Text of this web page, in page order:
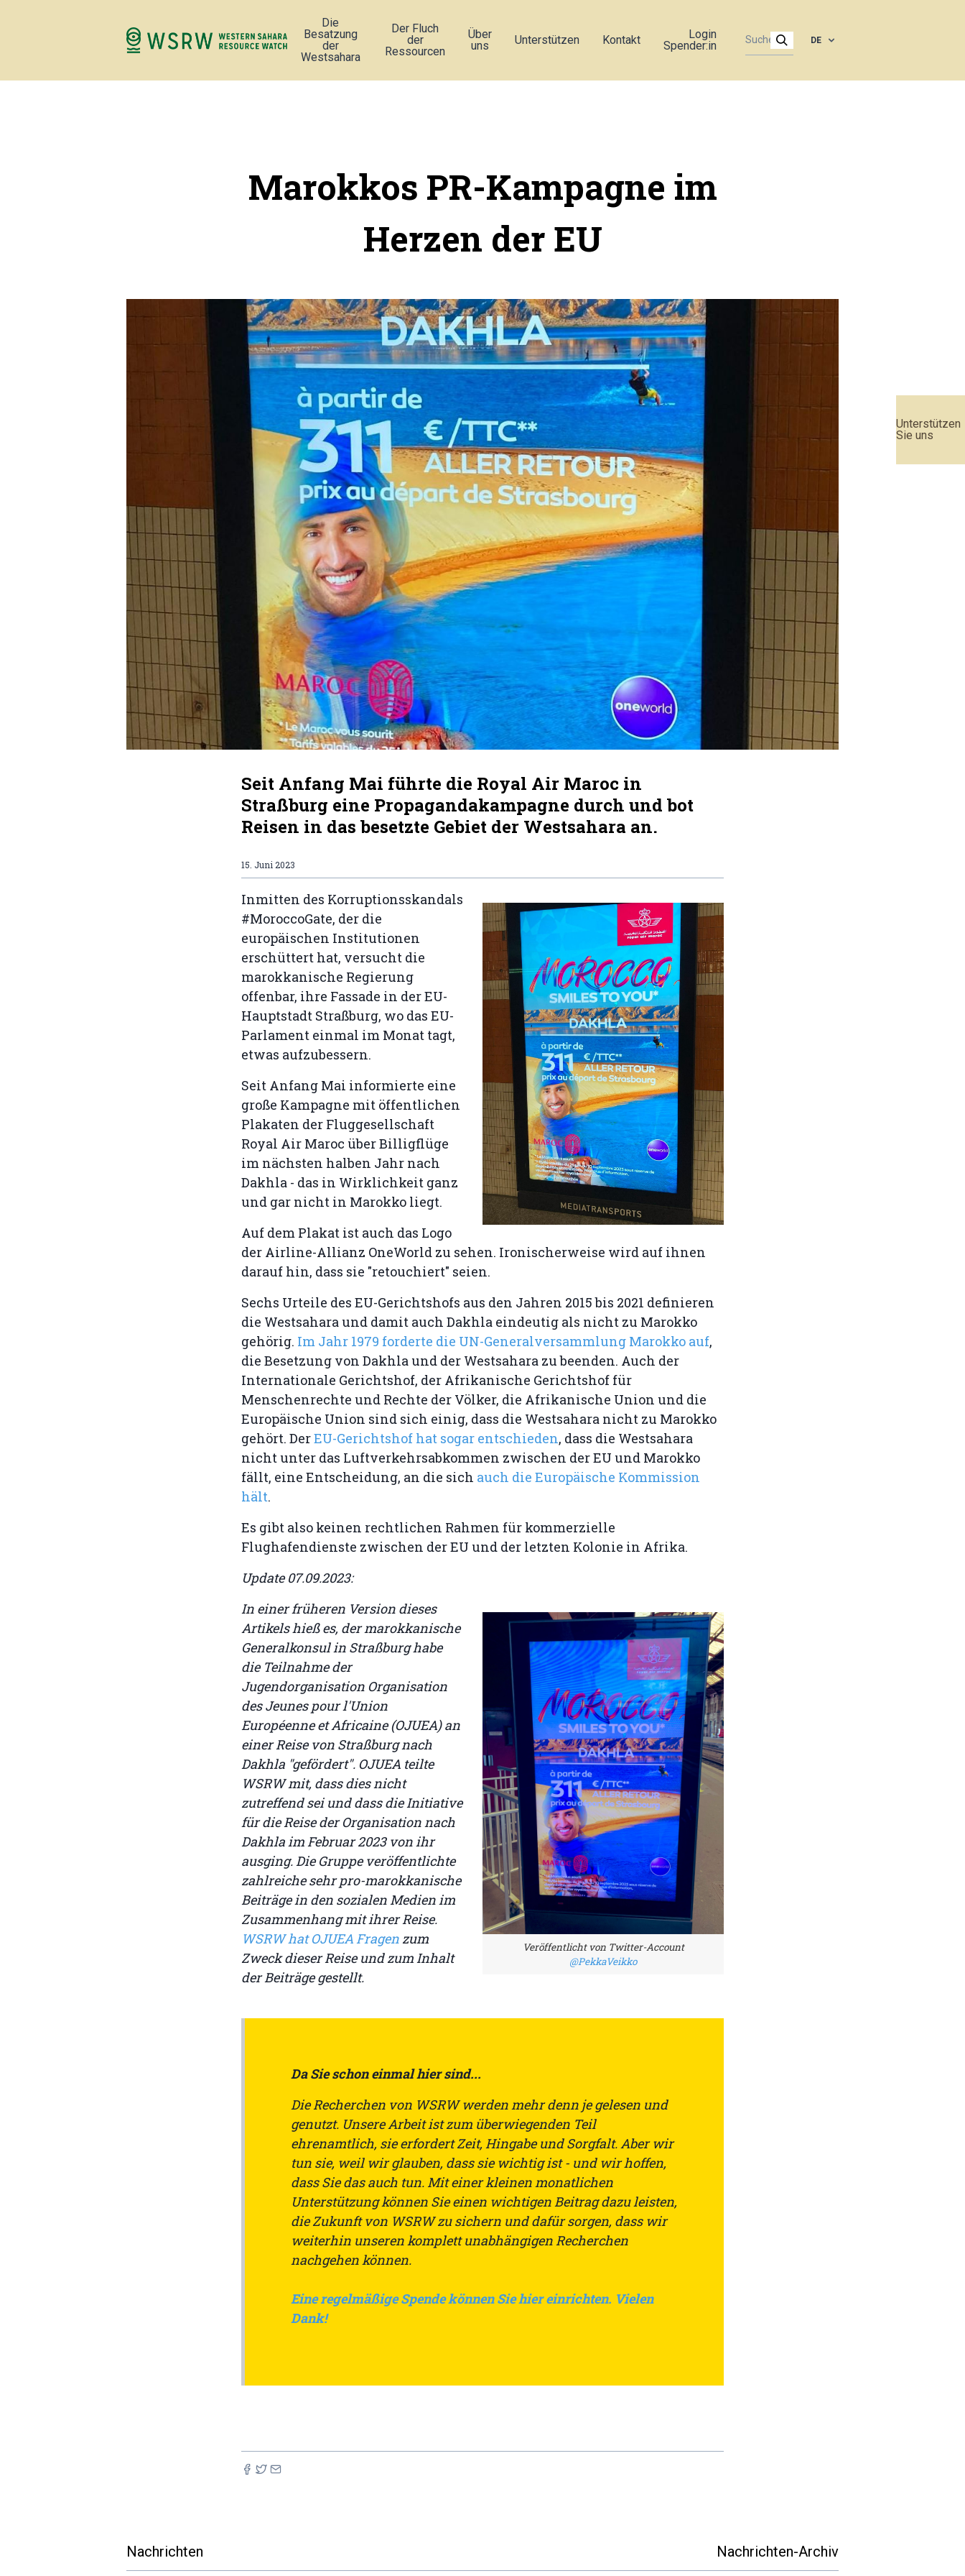
Unterstützen
Sie uns
Die
Besatzung
der
Westsahara
Der Fluch
der
Ressourcen
Über
uns
Unterstützen Kontakt
Login
Spender:in
DE
Marokkos PR-Kampagne im
Herzen der EU
Seit Anfang Mai führte die Royal Air Maroc in
Straßburg eine Propagandakampagne durch und bot
Reisen in das besetzte Gebiet der Westsahara an.
15. Juni 2023
Inmitten des Korruptionsskandals
#MoroccoGate, der die
europäischen Institutionen
erschüttert hat, versucht die
marokkanische Regierung
offenbar, ihre Fassade in der EU-
Hauptstadt Straßburg, wo das EU-
Parlament einmal im Monat tagt,
etwas aufzubessern.
Seit Anfang Mai informierte eine
große Kampagne mit öffentlichen
Plakaten der Fluggesellschaft
Royal Air Maroc über Billigflüge
im nächsten halben Jahr nach
Dakhla - das in Wirklichkeit ganz
und gar nicht in Marokko liegt.
Auf dem Plakat ist auch das Logo
der Airline-Allianz OneWorld zu sehen. Ironischerweise wird auf ihnen
darauf hin, dass sie "retouchiert" seien.
Sechs Urteile des EU-Gerichtshofs aus den Jahren 2015 bis 2021 definieren
die Westsahara und damit auch Dakhla eindeutig als nicht zu Marokko
gehörig. Im Jahr 1979 forderte die UN-Generalversammlung Marokko auf,
die Besetzung von Dakhla und der Westsahara zu beenden. Auch der
Internationale Gerichtshof, der Afrikanische Gerichtshof für
Menschenrechte und Rechte der Völker, die Afrikanische Union und die
Europäische Union sind sich einig, dass die Westsahara nicht zu Marokko
gehört. DerEU-Gerichtshof hat sogar entschieden, dass die Westsahara
nicht unter das Luftverkehrsabkommen zwischen der EU und Marokko
fällt, eine Entscheidung, an die sich auch die Europäische Kommission
hält.
Es gibt also keinen rechtlichen Rahmen für kommerzielle
Flughafendienste zwischen der EU und der letzten Kolonie in Afrika.
Update 07.09.2023:
Veröffentlicht von Twitter-Account
@PekkaVeikko
In einer früheren Version dieses
Artikels hieß es, der marokkanische
Generalkonsul in Straßburg habe
die Teilnahme der
Jugendorganisation Organisation
des Jeunes pour l'Union
Européenne et Africaine (OJUEA) an
einer Reise von Straßburg nach
Dakhla "gefördert". OJUEA teilte
WSRW mit, dass dies nicht
zutreffend sei und dass die Initiative
für die Reise der Organisation nach
Dakhla im Februar 2023 von ihr
ausging. Die Gruppe veröffentlichte
zahlreiche sehr pro-marokkanische
Beiträge in den sozialen Medien im
Zusammenhang mit ihrer Reise.
WSRW hat OJUEA Fragen zum
Zweck dieser Reise und zum Inhalt
der Beiträge gestellt.
Da Sie schon einmal hier sind...
Die Recherchen von WSRW werden mehr denn je gelesen und
genutzt. Unsere Arbeit ist zum überwiegenden Teil
ehrenamtlich, sie erfordert Zeit, Hingabe und Sorgfalt. Aber wir
tun sie, weil wir glauben, dass sie wichtig ist - und wir hoffen,
dass Sie das auch tun. Mit einer kleinen monatlichen
Unterstützung können Sie einen wichtigen Beitrag dazu leisten,
die Zukunft von WSRW zu sichern und dafür sorgen, dass wir
weiterhin unseren komplett unabhängigen Recherchen
nachgehen können.
Eine regelmäßige Spende können Sie hier einrichten. Vielen
Dank!
Nachrichten Nachrichten-Archiv